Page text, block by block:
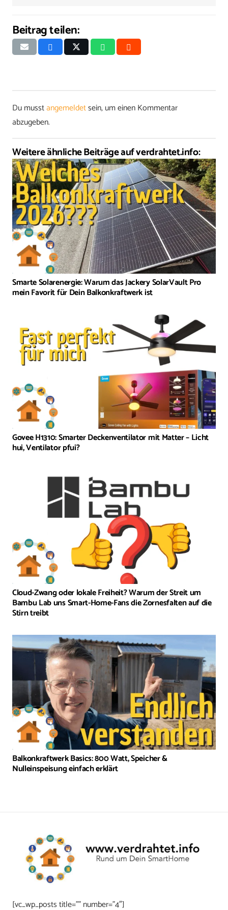
Beitrag teilen:
Du musstangemeldetsein, um einen Kommentar
abzugeben.
Weitere ähnliche Beiträge auf verdrahtet.info:
Smarte Solarenergie: Warum das Jackery SolarVault Pro
mein Favorit für Dein Balkonkraftwerk ist
Govee H1310: Smarter Deckenventilator mit Matter – Licht
hui, Ventilator pfui?
Cloud-Zwang oder lokale Freiheit? Warum der Streit um
Bambu Lab uns Smart-Home-Fans die Zornesfalten auf die
Stirn treibt
Balkonkraftwerk Basics: 800 Watt, Speicher &
Nulleinspeisung einfach erklärt
[vc_wp_posts title=”” number=”4″]